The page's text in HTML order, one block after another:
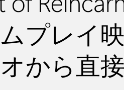
プレイ
から直